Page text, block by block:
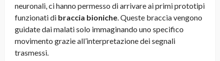
neuronali, ci hanno permesso di arrivare ai primi prototipi
funzionati di braccia bioniche . Queste braccia vengono
guidate dai malati solo immaginando uno specifico
movimento grazie all’interpretazione dei segnali
trasmessi.